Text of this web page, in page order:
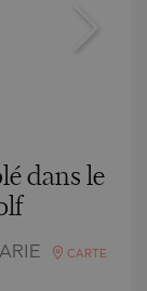
dans le
CARTE